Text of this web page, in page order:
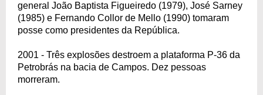
general João Baptista Figueiredo (1979), José Sarney
(1985) e Fernando Collor de Mello (1990) tomaram
posse como presidentes da República.
2001 - Três explosões destroem a plataforma P-36 da
Petrobrás na bacia de Campos. Dez pessoas
morreram.